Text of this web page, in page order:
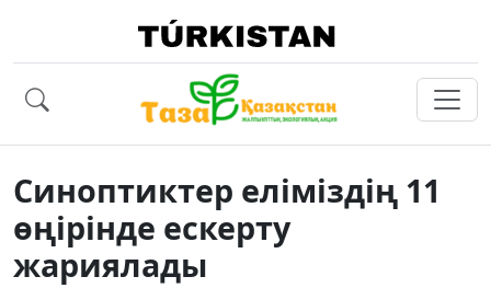
Синоптиктер еліміздің 11
өңірінде ескерту
жариялады